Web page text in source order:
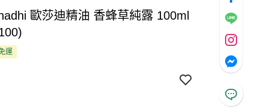
歐莎迪精油 香蜂草純露 100ml
運